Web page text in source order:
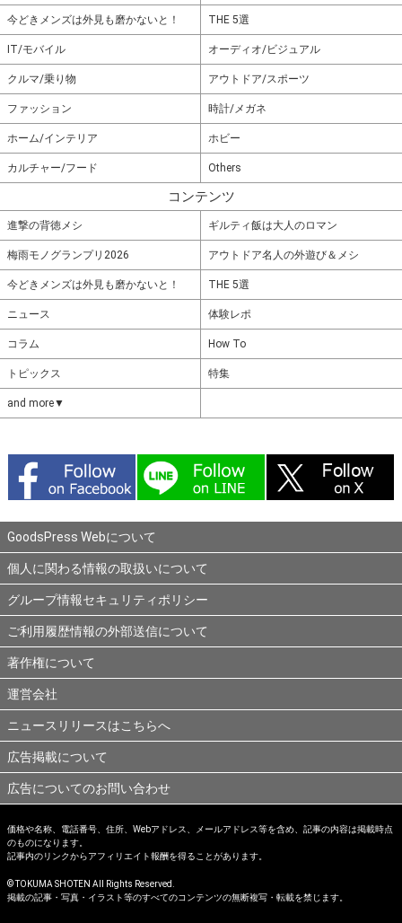
今どきメンズは外見も磨かないと！ THE 5選
IT/モバイル オーディオ/ビジュアル
クルマ/乗り物 アウトドア/スポーツ
ファッション 時計/メガネ
ホーム/インテリア ホビー
カルチャー/フード Others
コンテンツ
進撃の背徳メシ ギルティ飯は大人のロマン
梅雨モノグランプリ2026 アウトドア名人の外遊び＆メシ
今どきメンズは外見も磨かないと！ THE 5選
ニュース 体験レポ
コラム How To
トピックス 特集
and more▼
GoodsPress Webについて
個人に関わる情報の取扱いについて
グループ情報セキュリティポリシー
ご利用履歴情報の外部送信について
著作権について
運営会社
ニュースリリースはこちらへ
広告掲載について
広告についてのお問い合わせ
価格や名称、電話番号、住所、Webアドレス、メールアドレス等を含め、記事の内容は掲載時点
のものになります。
記事内のリンクからアフィリエイト報酬を得ることがあります。
© TOKUMA SHOTEN All Rights Reserved.
掲載の記事・写真・イラスト等のすべてのコンテンツの無断複写・転載を禁じます。